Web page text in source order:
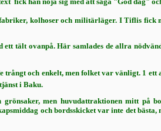
kolhoser och militärläger. I Tiflis fick
tält ovanpå. Här samlades de allra
trångt och enkelt, men folket var vänligt. 1
i Baku.
men huvudattraktionen mitt på
och bords­skicket var inte det